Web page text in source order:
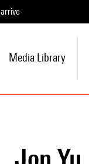
arrive
Media Library